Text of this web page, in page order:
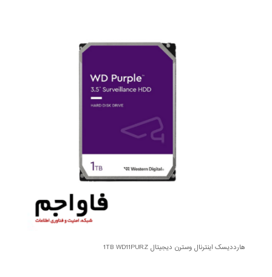
هارددیسک اینترنال وسترن دیجیتال 1TB WD11PURZ